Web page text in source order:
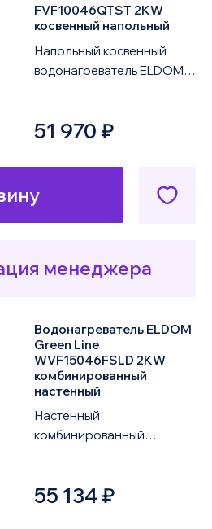
FVF10046QTST 2KW
косвенный напольный
Напольный косвенный
водонагреватель ELDOM
оснащен одним те...
51 970 ₽
менеджера
Водонагреватель ELDOM
Green Line
WVF15046FSLD 2KW
комбинированный
настенный
Настенный
комбинированный
2KW объемом 150 литров
55 134 ₽